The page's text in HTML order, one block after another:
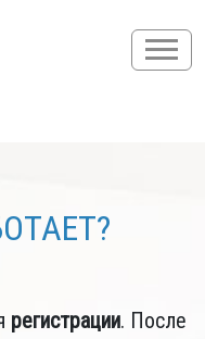
регистрации. После